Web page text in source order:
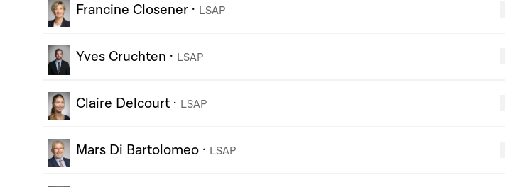
Francine Closener · LSAP
Yves Cruchten · LSAP
Claire Delcourt · LSAP
Mars Di Bartolomeo · LSAP